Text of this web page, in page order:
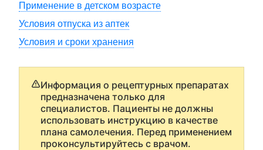
Применение в детском возрасте
Условия отпуска из аптек
Условия и сроки хранения
Информация о рецептурных препаратах
предназначена только для
специалистов. Пациенты не должны
использовать инструкцию в качестве
плана самолечения. Перед применением
проконсультируйтесь с врачом.